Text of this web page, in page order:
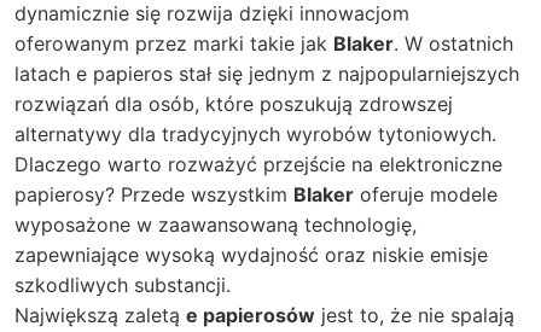
dynamicznie się rozwija dzięki innowacjom
oferowanym przez marki takie jak Blaker. W ostatnich
latach e papieros stał się jednym z najpopularniejszych
rozwiązań dla osób, które poszukują zdrowszej
alternatywy dla tradycyjnych wyrobów tytoniowych.
Dlaczego warto rozważyć przejście na elektroniczne
papierosy? Przede wszystkim Blaker oferuje modele
wyposażone w zaawansowaną technologię,
zapewniające wysoką wydajność oraz niskie emisje
szkodliwych substancji.
Największą zaletą e papierosów jest to, że nie spalają